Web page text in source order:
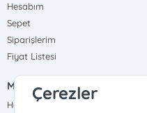
Hesabım
Sepet
Siparişlerim
Fiyat Listesi
MÜŞTERİ HİZMETLERİ
Hafta içi : 09.00-17.00
Çerezler